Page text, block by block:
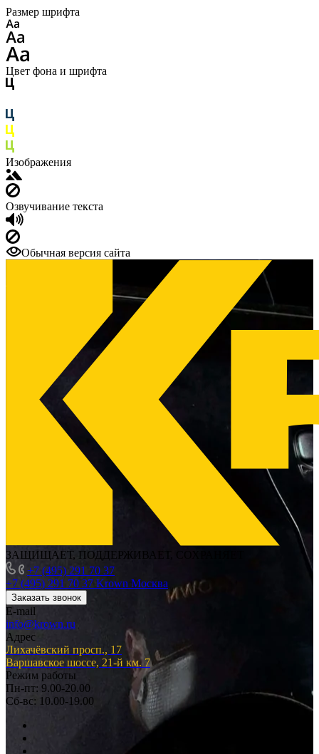
Размер шрифта
Цвет фона и шрифта
Изображения
Озвучивание текста
Обычная версия сайта
ЗАЩИЩАЕТ, ПОДДЕРЖИВАЕТ, СОХРАНЯЕТ
+7 (495) 291 70 37
+7 (495) 291 70 37 Krown Москва
Заказать звонок
E-mail
info@krown.ru
Адрес
Лихачёвский просп., 17
Варшавское шоссе, 21-й км. 7
Режим работы
Пн-пт: 9.00-20.00
Сб-вс: 10.00-19.00